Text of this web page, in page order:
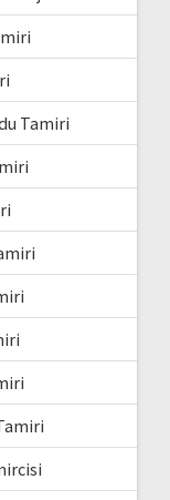
Tamiri